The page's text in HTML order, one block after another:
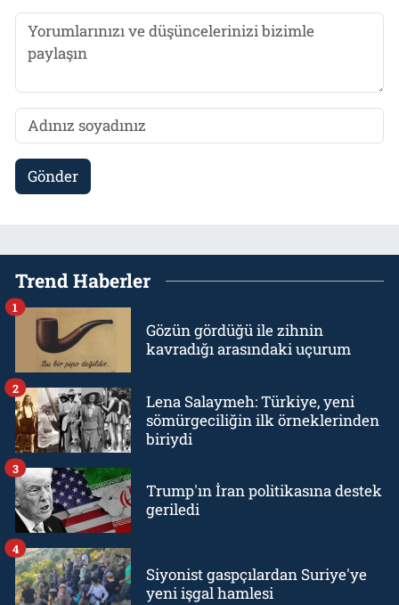
Gönder
Trend Haberler
Gözün gördüğü ile zihnin
kavradığı arasındaki uçurum
1
Lena Salaymeh: Türkiye, yeni
sömürgeciliğin ilk örneklerinden
biriydi
2
Trump'ın İran politikasına destek
geriledi
3
Siyonist gaspçılardan Suriye'ye
yeni işgal hamlesi
4